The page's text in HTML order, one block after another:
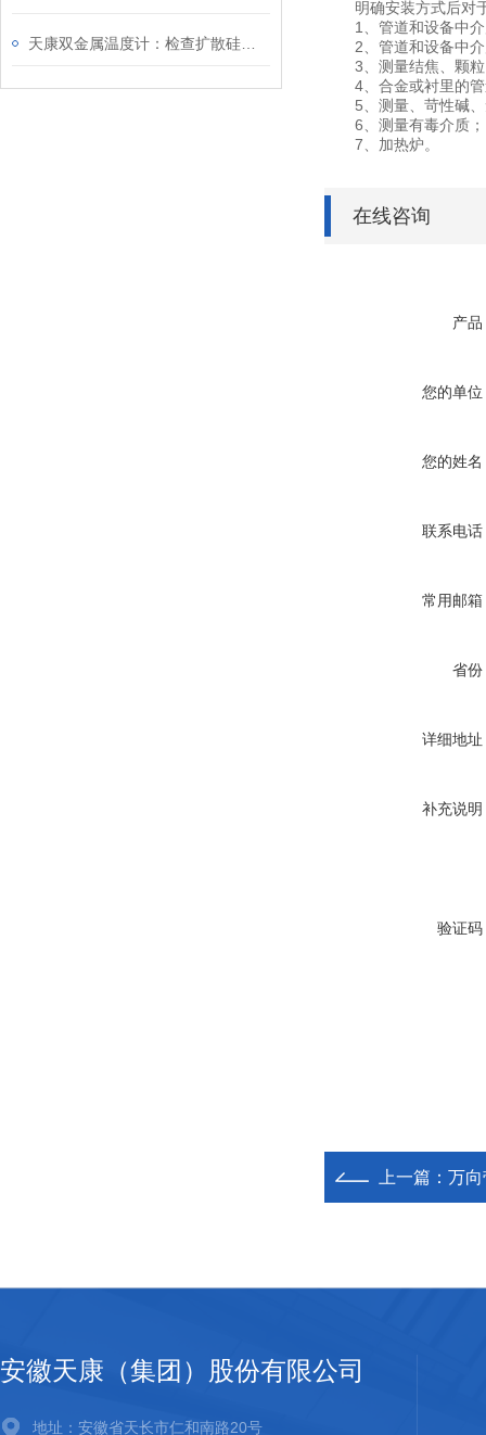
明确安装方式后对于
1、管道和设备中介
2、管道和设备中介
3、测量结焦、颗粒
4、合金或衬里的管
5、测量、苛性碱、
6、测量有毒介质；
7、加热炉。
在线咨询
产品
您的单位
您的姓名
联系电话
常用邮箱
省份
详细地址
补充说明
验证码
上一篇： 万
安徽天康（集团）股份有限公司
地址：安徽省天长市仁和南路20号